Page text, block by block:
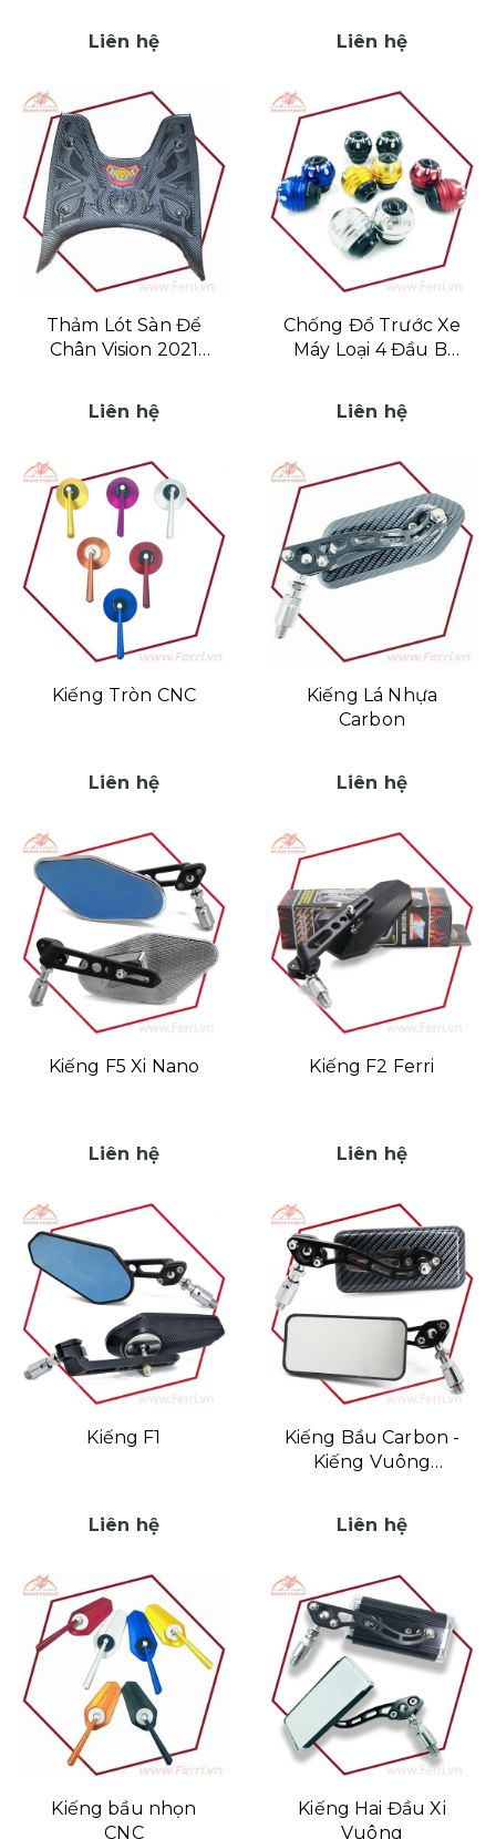
Liên hệ
Liên hệ
Thảm Lót Sàn Để
Chân Vision 2021
Liên hệ
Chống Đổ Trước Xe
Máy Loại 4 Đầu Bi
Liên hệ
Kiếng Tròn CNC
Liên hệ
Kiếng Lá Nhựa
Carbon
Liên hệ
Kiếng F5 Xi Nano
Liên hệ
Kiếng F2 Ferri
Liên hệ
Kiếng F1
Liên hệ
Kiếng Bầu Carbon -
Kiếng Vuông
Liên hệ
Kiếng bầu nhọn
CNC
Kiếng Hai Đầu Xi
Vuông